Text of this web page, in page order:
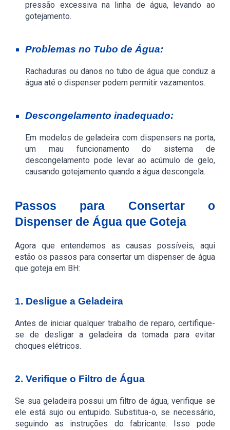
pressão excessiva na linha de água, levando ao
gotejamento.
Problemas no Tubo de Água:
Rachaduras ou danos no tubo de água que conduz a
água até o dispenser podem permitir vazamentos.
Descongelamento inadequado:
Em modelos de geladeira com dispensers na porta,
um mau funcionamento do sistema de
descongelamento pode levar ao acúmulo de gelo,
causando gotejamento quando a água descongela.
Passos para Consertar o
Dispenser de Água que Goteja
Agora que entendemos as causas possíveis, aqui
estão os passos para consertar um dispenser de água
que goteja em BH:
1. Desligue a Geladeira
Antes de iniciar qualquer trabalho de reparo, certifique-
se de desligar a geladeira da tomada para evitar
choques elétricos.
2. Verifique o Filtro de Água
Se sua geladeira possui um filtro de água, verifique se
ele está sujo ou entupido. Substitua-o, se necessário,
seguindo as instruções do fabricante. Isso pode